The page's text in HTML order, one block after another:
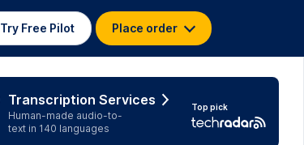
Try Free Pilot Place order
Transcription Services
Human-made audio-to-
text in 140 languages
Top pick